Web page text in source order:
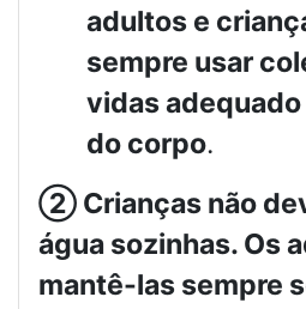
adultos e
sempre usar
vidas
do corpo.
② Crianças não
água sozinhas. Os
mantê-las sempre